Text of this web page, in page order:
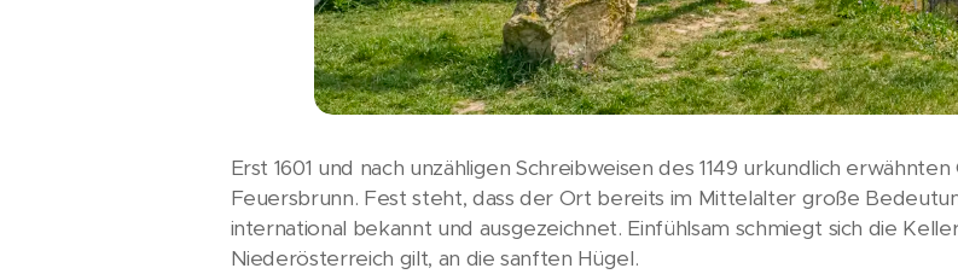
Erst 1601 und nach unzähligen Schreibweisen des 1149 urkundlich
Feuersbrunn. Fest steht, dass der Ort bereits im Mittelalter große
international bekannt und ausgezeichnet. Einfühlsam schmiegt sich die
Niederösterreich gilt, an die sanften Hügel.